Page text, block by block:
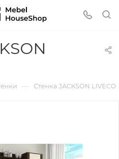
— Стенка JACKSON LIVECO